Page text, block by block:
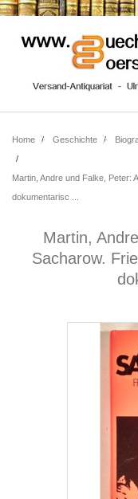
Home Geschichte
Martin, Andre und Falke, Peter:
dokumentarisc ...
Martin,
Sacharow.